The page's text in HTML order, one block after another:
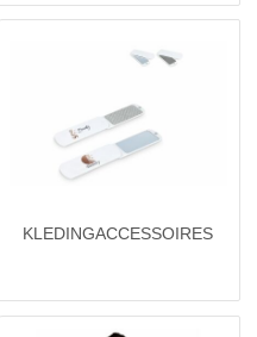
KLEDINGACCESSOIRES